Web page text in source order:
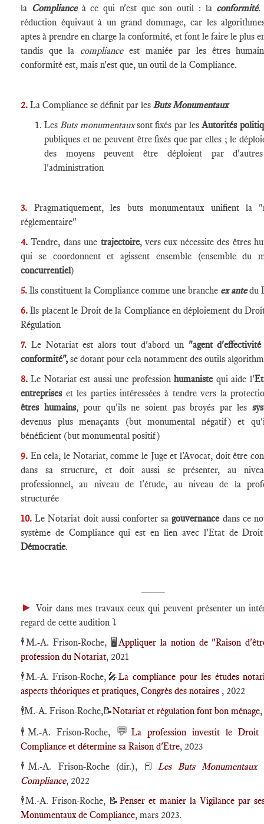
la Compliance à ce qui n'est que son outil : la conformité
réduction équivaut à un grand dommage, car les
aptes à prendre en charge la conformité, et font le faire le plus
tandis que la compliance est maniée par les êtres
conformité est, mais n'est que, un outil de la Compliance.
2. La Compliance se définit par les Buts Monumentaux
LesButs monumentauxsont fixés par lesAutorités
publiques et ne peuvent être fixés que par elles ; le
des moyens peuvent être déploient par
l'administration
3. Pragmatiquement, les buts monumentaux unifient la
réglementaire"
4.Tendre, dans une trajectoire, vers eux nécessite des êtres
qui se coordonnent et agissent ensemble (ensemble du
concurrentiel)
5. Ils constituent la Compliance comme une branche ex ante du
6.Ils placent le Droit de la Compliance en déploiement du
Régulation
7. Le Notariat est alors tout d'abord un "agent
conformité", se dotant pour cela notamment des outils
8.Le Notariat est aussi une professionhumaniste qui aide l'
entreprises et les parties intéressées à tendre vers la
êtres humains, pour qu'ils ne soient pas broyés par les
devenus plus menaçants (but monumental négatif) et
bénéficient (but monumental positif)
9. En cela, le Notariat, comme le Juge et l'Avocat, doit être
dans sa structure, et doit aussi se présenter, au
professionnel, au niveau de l'étude, au niveau de la
structurée
10.Le Notariat doit aussi conforter sagouvernance dans ce
système de Compliance qui est en lien avec l'Etat de
Démocratie.
► Voir dans mes travaux ceux qui peuvent présenter un
regard de cette audition ⤵️
🕴️M.-A. Frison-Roche, 🖥️ Appliquer la notion de "Raison
profession du Notariat, 2021
🕴️M.-A. Frison-Roche, 🎤La compliance pour les études
aspects théoriques et pratiques, Congrès des notaires , 2022
🕴️M.-A. Frison-Roche,📝Notariat et régulation font bon ménage
🕴️ M.-A. Frison-Roche, 💬 La profession investit le Droit
Compliance et détermine sa Raison d'Etre, 2023
🕴️M.-A. Frison-Roche (dir.), 📕 Les Buts Monumentaux
Compliance, 2022
🕴️M.-A. Frison-Roche, 📝Penser et manier la Vigilance par
Monumentaux de Compliance, mars 2023.